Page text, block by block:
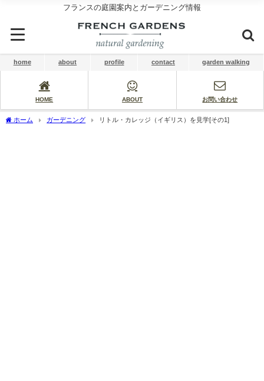
フランスの庭園案内とガーデニング情報
home about profile contact garden walking
HOME ABOUT お問い合わせ
ホーム ガーデニング リトル・カレッジ（イギリス）を見学[その1]